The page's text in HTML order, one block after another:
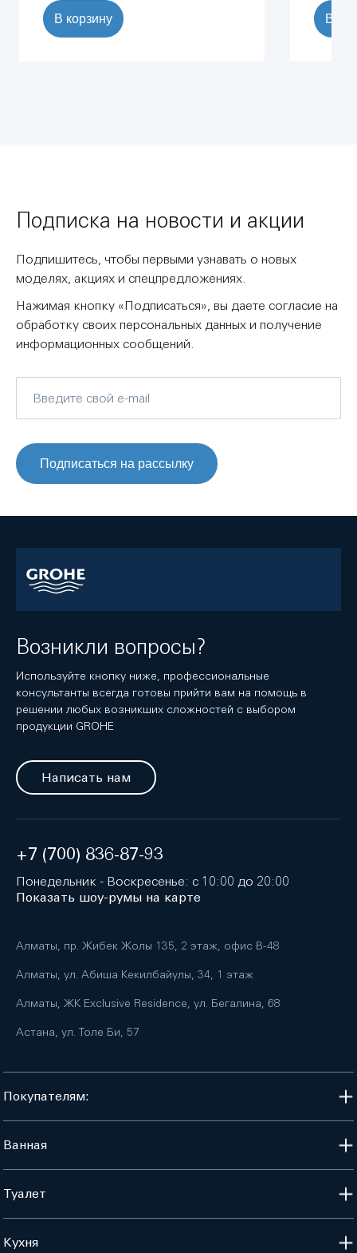
В корзину В
Подписка на новости и акции
Подпишитесь, чтобы первыми узнавать о новых
моделях, акциях и спецпредложениях.
Нажимая кнопку «Подписаться», вы даете согласие на
обработку своих персональных данных и получение
информационных сообщений.
Подписаться на рассылку
Возникли вопросы?
Используйте кнопку ниже, профессиональные
консультанты всегда готовы прийти вам на помощь в
решении любых возникших сложностей с выбором
продукции GROHE
Написать нам
+7 (700) 836-87-93
Понедельник - Воскресенье: с 10:00 до 20:00
Показать шоу-румы на карте
Алматы, пр. Жибек Жолы 135, 2 этаж, офис B-48
Алматы, ул. Абиша Кекилбайулы, 34, 1 этаж
Алматы, ЖК Exclusive Residence, ул. Бегалина, 68
Астана, ул. Толе Би, 57
Покупателям:
Ванная
Туалет
Кухня